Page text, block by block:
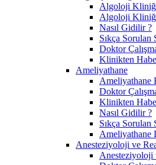
Algoloji
Algoloji
Nasıl Gidilir ?
Sıkça Sorulan
Doktor
Klinikten
Ameliyathane
Ameliyathane
Doktor
Klinikten
Nasıl Gidilir ?
Sıkça Sorulan
Ameliyathane
Anesteziyoloji ve
Anesteziyoloji